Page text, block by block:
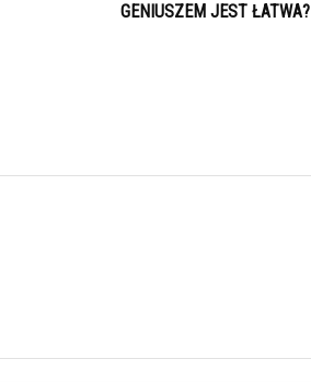
GENIUSZEM JEST ŁATWA?